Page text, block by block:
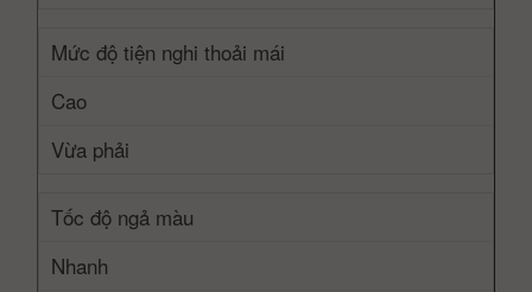
Mức độ tiện nghi thoải mái
Cao
Vừa phải
Tốc độ ngả màu
Nhanh